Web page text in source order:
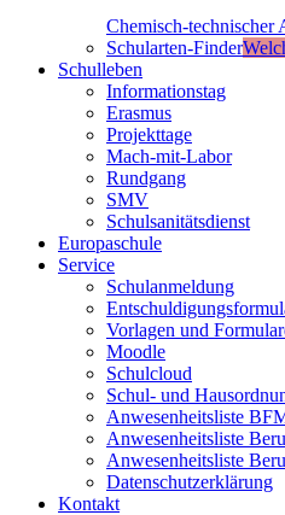
Chemisch-technischer
Schularten-Finder
Schulleben
Informationstag
Erasmus
Projekttage
Mach-mit-Labor
Rundgang
SMV
Schulsanitätsdienst
Europaschule
Service
Schulanmeldung
Vorlagen und
Moodle
Schulcloud
Schul- und
Anwesenheitsliste
Anwesenheitsliste
Anwesenheitsliste
Datenschutzerklärung
Kontakt